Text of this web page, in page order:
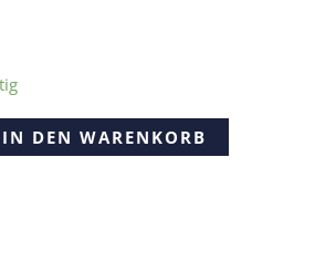
IN DEN WARENKORB